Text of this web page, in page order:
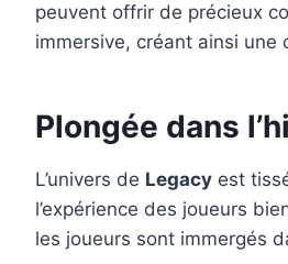
peuvent offrir de précieux
immersive, créant ainsi une
Plongée dans
L’univers de Legacy est
l’expérience des joueurs
les joueurs sont immergés